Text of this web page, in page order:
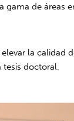
de áreas
la calidad
tesis doctoral.